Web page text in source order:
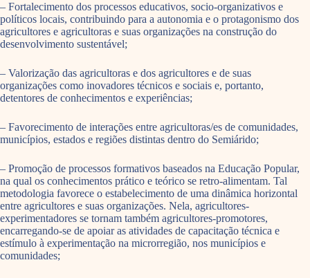
– Fortalecimento dos processos educativos, socio-organizativos e
políticos locais, contribuindo para a autonomia e o protagonismo dos
agricultores e agricultoras e suas organizações na construção do
desenvolvimento sustentável;
– Valorização das agricultoras e dos agricultores e de suas
organizações como inovadores técnicos e sociais e, portanto,
detentores de conhecimentos e experiências;
– Favorecimento de interações entre agricultoras/es de comunidades,
municípios, estados e regiões distintas dentro do Semiárido;
– Promoção de processos formativos baseados na Educação Popular,
na qual os conhecimentos prático e teórico se retro-alimentam. Tal
metodologia favorece o estabelecimento de uma dinâmica horizontal
entre agricultores e suas organizações. Nela, agricultores-
experimentadores se tornam também agricultores-promotores,
encarregando-se de apoiar as atividades de capacitação técnica e
estímulo à experimentação na microrregião, nos municípios e
comunidades;